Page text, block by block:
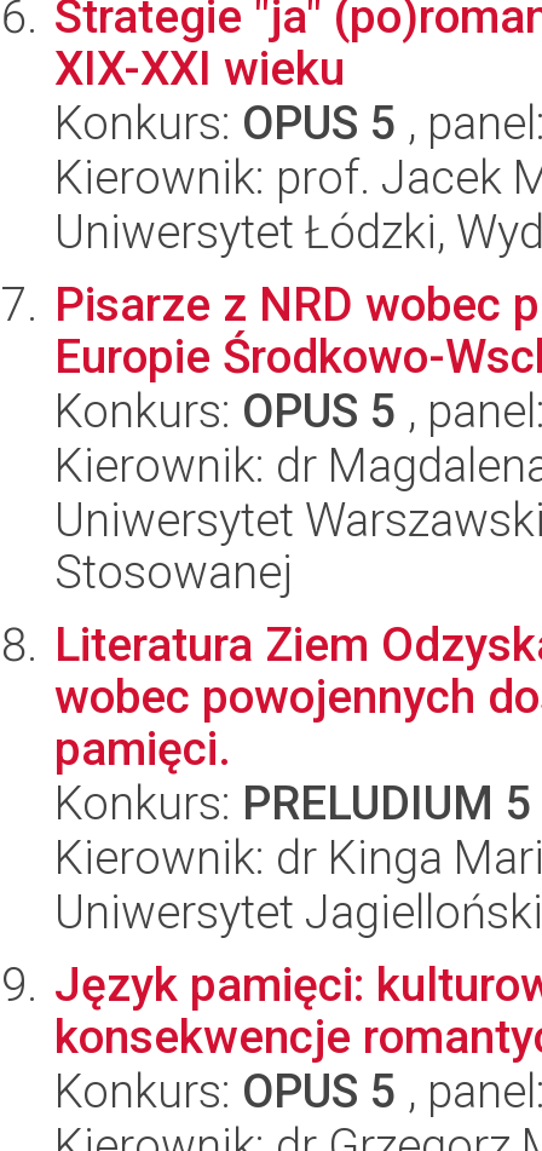
Strategie "ja"
XIX-XXI wieku
Konkurs: OPUS 5 ,
Kierownik: prof. Jacek
Uniwersytet Łódzki,
Pisarze z NRD wobec
Europie Środkowo-
Konkurs: OPUS 5 ,
Kierownik: dr
Uniwersytet
Stosowanej
Literatura Ziem
wobec powojennych
pamięci.
Konkurs: PRELUDIUM 5
Kierownik: dr Kinga
Uniwersytet
Język pamięci:
konsekwencje
Konkurs: OPUS 5 ,